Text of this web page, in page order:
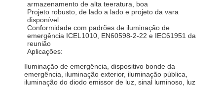
armazenamento de alta teeratura, boa
Projeto robusto, de lado a lado e projeto da vara
disponível
Conformidade com padrões de iluminação de
emergência ICEL1010, EN60598-2-22 e IEC61951 da
reunião
Aplicações:
Iluminação de emergência, dispositivo bonde da
emergência, iluminação exterior, iluminação pública,
iluminação do diodo emissor de luz, sinal luminoso, luz